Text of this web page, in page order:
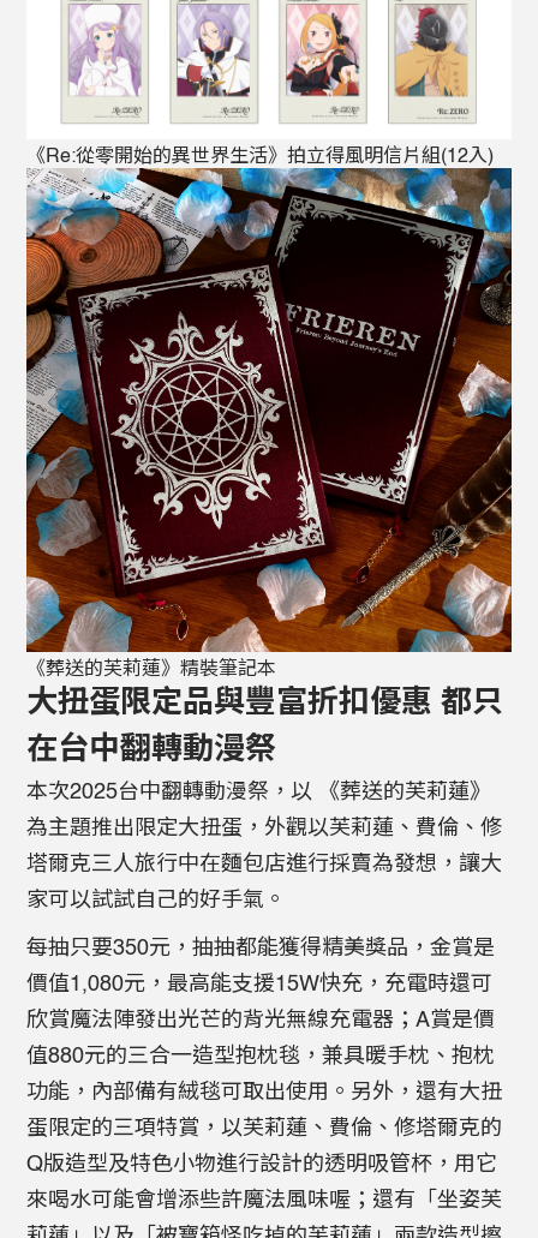
《Re:從零開始的異世界生活》拍立得風明信片組(12入)
《葬送的芙莉蓮》精裝筆記本
大扭蛋限定品與豐富折扣優惠 都只
在台中翻轉動漫祭
本次2025台中翻轉動漫祭，以 《葬送的芙莉蓮》
為主題推出限定大扭蛋，外觀以芙莉蓮、費倫、修
塔爾克三人旅行中在麵包店進行採賣為發想，讓大
家可以試試自己的好手氣。
每抽只要350元，抽抽都能獲得精美獎品，金賞是
價值1,080元，最高能支援15W快充，充電時還可
欣賞魔法陣發出光芒的背光無線充電器；A賞是價
值880元的三合一造型抱枕毯，兼具暖手枕、抱枕
功能，內部備有絨毯可取出使用。另外，還有大扭
蛋限定的三項特賞，以芙莉蓮、費倫、修塔爾克的
Q版造型及特色小物進行設計的透明吸管杯，用它
來喝水可能會增添些許魔法風味喔；還有「坐姿芙